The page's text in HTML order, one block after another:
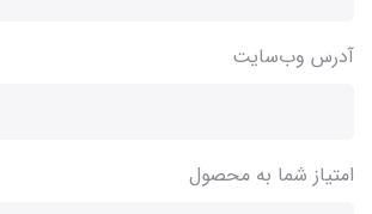
آدرس وب‌سایت
امتیاز شما به محصول